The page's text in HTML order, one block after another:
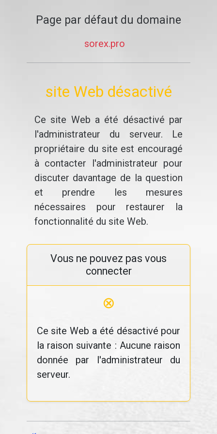
Page par défaut du domaine
sorex.pro
site Web désactivé
Ce site Web a été désactivé par
l'administrateur du serveur. Le
propriétaire du site est encouragé
à contacter l'administrateur pour
discuter davantage de la question
et prendre les mesures
nécessaires pour restaurer la
fonctionnalité du site Web.
Vous ne pouvez pas vous
connecter
⊗
Ce site Web a été désactivé pour
la raison suivante : Aucune raison
donnée par l'administrateur du
serveur.